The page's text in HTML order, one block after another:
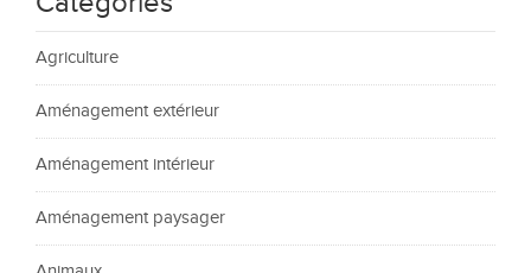
Agriculture
Aménagement extérieur
Aménagement intérieur
Aménagement paysager